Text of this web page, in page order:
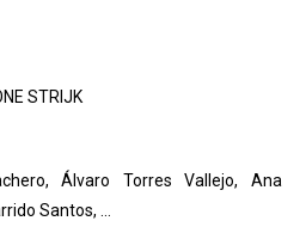
STRIJK
Álvaro Torres Vallejo, Ana
Santos, …